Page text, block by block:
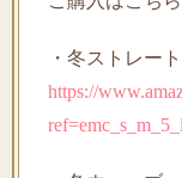
・冬ストレー
https://